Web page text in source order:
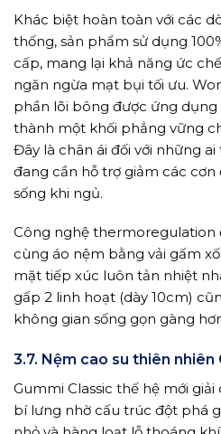
Khác biệt hoàn toàn với các
thống, sản phẩm sử dụng
cấp, mang lại khả năng ức
ngăn ngừa mạt bụi tối ưu.
phần lõi bông được ứng
thành một khối phẳng vững
Đây là chân ái đối với những
đang cần hỗ trợ giảm các
sống khi ngủ.
Công nghệ thermoregulation
cùng áo nệm bằng vải gấm
mặt tiếp xúc luôn tản nhiệt
gấp 2 linh hoạt (dày 10cm)
không gian sống gọn gàng
3.7. Nệm cao su thiên nhiên
Gummi Classic thế hệ mới
bí lưng nhờ cấu trúc đột phá